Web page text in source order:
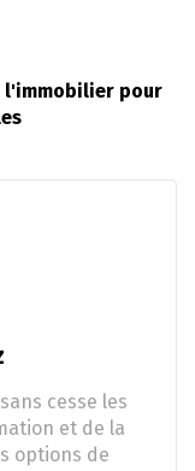
l'immobilier pour
cesse les
et de la
options de